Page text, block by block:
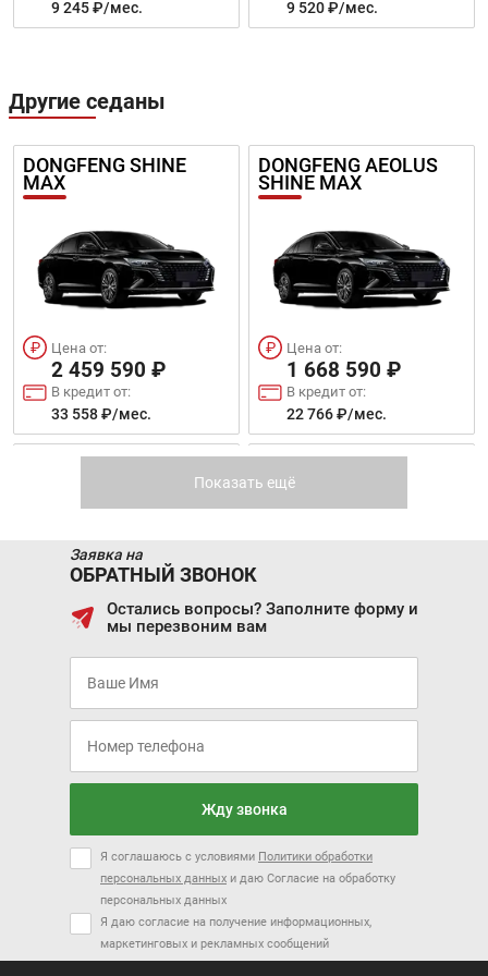
Цена от:
4 744 590 ₽
В кредит от:
64 734 ₽/мес.
9 245 ₽/мес. 9 520 ₽/мес.
Другие седаны
DONGFENG SHINE
MAX
Цена от:
2 459 590 ₽
В кредит от:
33 558 ₽/мес.
DONGFENG AEOLUS
SHINE MAX
Цена от:
1 668 590 ₽
В кредит от:
22 766 ₽/мес.
DONGFENG FUKANG
Скоро в продаже
CHANGAN EADO PLUS
Цена от:
17 457 ₽/мес.
CHANGAN ALSVIN CHANGAN LAMORE
Цена от:
2 239 490 ₽
Показать ещё
Заявка на
ОБРАТНЫЙ ЗВОНОК
Остались вопросы? Заполните форму и
мы перезвоним вам
Жду звонка
Я соглашаюсь с условиями Политики обработки
персональных данных и даю Согласие на обработку
персональных данных
Я даю согласие на получение информационных,
маркетинговых и рекламных сообщений